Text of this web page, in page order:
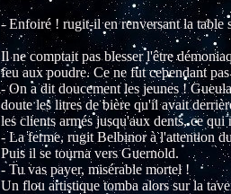
- Enfoiré ! rugit-il en renversant la table
Il ne comptait pas blesser l'être
feu aux poudre. Ce ne fut cependant
- On a dit doucement les jeunes !
doute les litres de bière qu'il avait
les clients armés jusqu'aux dents, ce
- La ferme, rugit Belbinor à l'attention
Puis il se tourna vers Guernold.
- Tu vas payer, misérable mortel !
Un flou artistique tomba alors sur la